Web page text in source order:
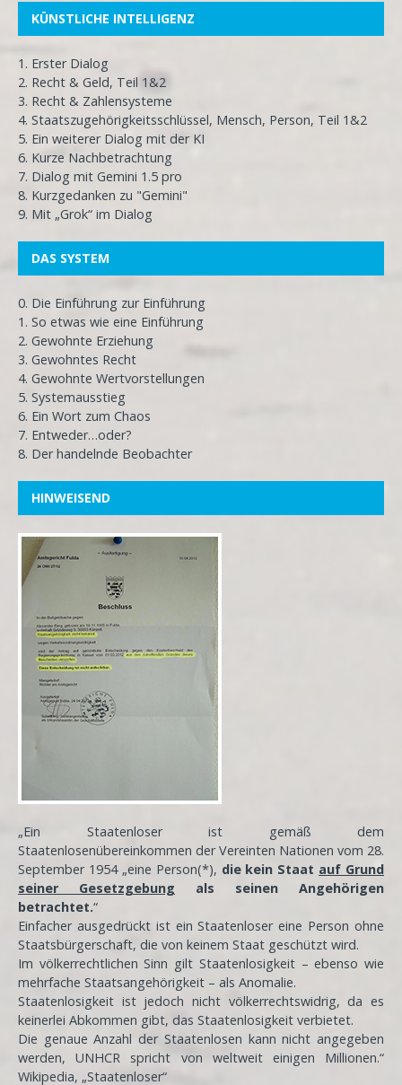
KÜNSTLICHE INTELLIGENZ
1. Erster Dialog
2. Recht & Geld, Teil 1&2
3. Recht & Zahlensysteme
4. Staatszugehörigkeitsschlüssel, Mensch, Person, Teil 1&2
5. Ein weiterer Dialog mit der KI
6. Kurze Nachbetrachtung
7. Dialog mit Gemini 1.5 pro
8. Kurzgedanken zu "Gemini"
9. Mit „Grok“ im Dialog
DAS SYSTEM
0. Die Einführung zur Einführung
1. So etwas wie eine Einführung
2. Gewohnte Erziehung
3. Gewohntes Recht
4. Gewohnte Wertvorstellungen
5. Systemausstieg
6. Ein Wort zum Chaos
7. Entweder…oder?
8. Der handelnde Beobachter
HINWEISEND
„Ein Staatenloser ist gemäß dem
Staatenlosenübereinkommen der Vereinten Nationen vom 28.
September 1954 „eine Person(*), die kein Staat auf Grund
seiner Gesetzgebung als seinen Angehörigen
betrachtet.“
Einfacher ausgedrückt ist ein Staatenloser eine Person ohne
Staatsbürgerschaft, die von keinem Staat geschützt wird.
Im völkerrechtlichen Sinn gilt Staatenlosigkeit – ebenso wie
mehrfache Staatsangehörigkeit – als Anomalie.
Staatenlosigkeit ist jedoch nicht völkerrechtswidrig, da es
keinerlei Abkommen gibt, das Staatenlosigkeit verbietet.
Die genaue Anzahl der Staatenlosen kann nicht angegeben
werden, UNHCR spricht von weltweit einigen Millionen.“
Wikipedia, „Staatenloser“